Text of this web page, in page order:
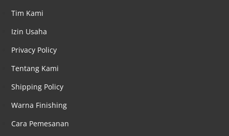
Tim Kami
Izin Usaha
Privacy Policy
Tentang Kami
Shipping Policy
Warna Finishing
Cara Pemesanan